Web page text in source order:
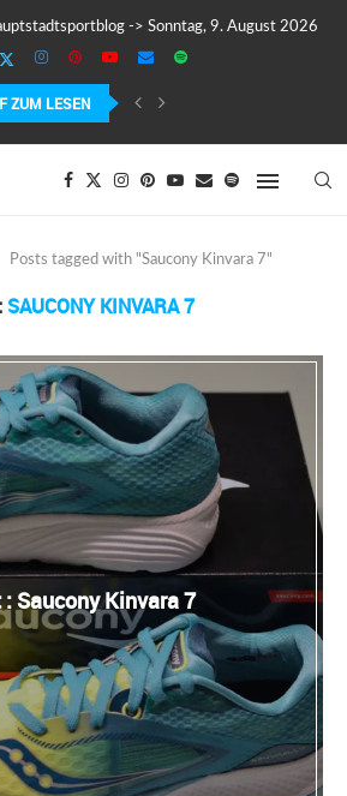
-> Sonntag, 9. August 2026
ZUM LESEN
– LEICHT, SCHNELL...
Posts tagged with "Saucony Kinvara 7"
SAUCONY KINVARA 7
: Saucony Kinvara 7